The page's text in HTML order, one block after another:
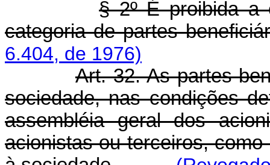
§ 2º É proibida a
categoria de partes
6.404, de 1976)
Art. 32. As partes
sociedade, nas condições
assembléia geral dos
acionistas ou terceiros,